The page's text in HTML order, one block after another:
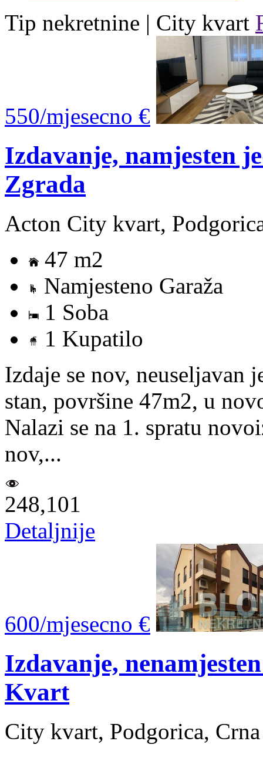
Tip nekretnine | City kvart
550/mjesecno €
Izdavanje, namjesten
Zgrada
Acton City kvart,
47 m2
Namjesteno Garaža
1 Soba
1 Kupatilo
Izdaje se nov, neuseljavan
stan, površine 47m2, u
Nalazi se na 1. spratu
nov,...
248,101
Detaljnije
600/mjesecno €
Izdavanje,
Kvart
City kvart, Podgorica,